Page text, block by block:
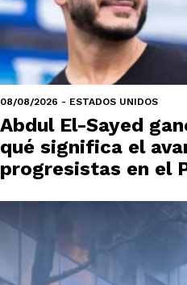
08/08/2026 - ESTADOS UNIDOS
Abdul El-Sayed
qué significa el
progresistas en el